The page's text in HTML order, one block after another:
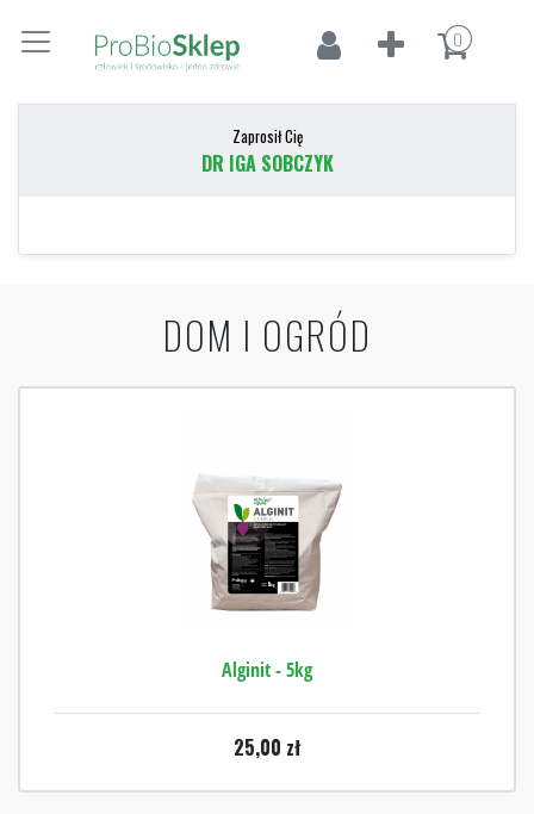
0
Zaprosił Cię
DR IGA SOBCZYK
DOM I OGRÓD
Alginit - 5kg
25,00 zł